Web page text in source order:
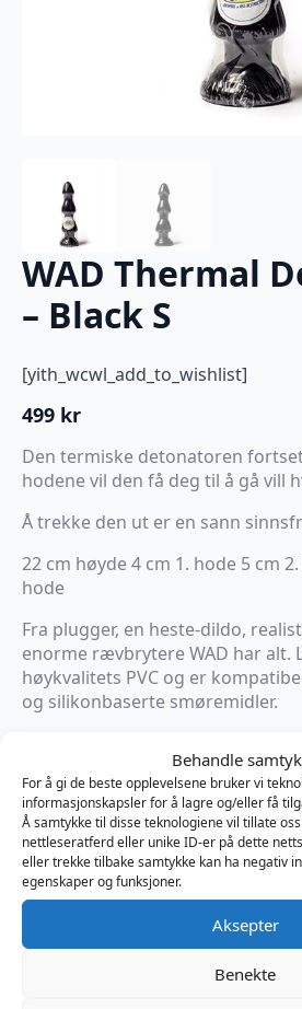
Behandle
For å gi de beste opplevelsene bruker vi
informasjonskapsler for å lagre og/eller få
Å samtykke til disse teknologiene vil tillate
nettleseratferd eller unike ID-er på dette
eller trekke tilbake samtykke kan ha negativ
egenskaper og funksjoner.
Aksepter
Benekte
WAD Thermal
– Black S
[yith_wcwl_add_to_wishlist]
499 kr
Den termiske detonatoren
hodene vil den få deg til å gå vill
Å trekke den ut er en sann
22 cm høyde 4 cm 1. hode 5 cm
hode
Fra plugger, en heste-dildo,
enorme rævbrytere WAD har alt.
høykvalitets PVC og er
og silikonbaserte smøremidler.
Slippmidler kan være tilstede
De beskytter den under
under frakt. Det er ufarlig, men
første gangs bruk med Mister B
gang.
På lager
Thermal Legg I Handlekurv